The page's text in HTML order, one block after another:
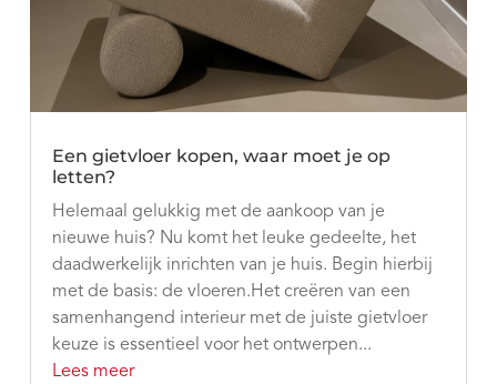
Een gietvloer kopen, waar moet je op
letten?
Helemaal gelukkig met de aankoop van je
nieuwe huis? Nu komt het leuke gedeelte, het
daadwerkelijk inrichten van je huis. Begin hierbij
met de basis: de vloeren.Het creëren van een
samenhangend interieur met de juiste gietvloer
keuze is essentieel voor het ontwerpen...
Lees meer